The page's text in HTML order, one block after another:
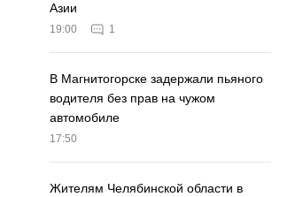
Азии
19:00 1
В Магнитогорске задержали пьяного
водителя без прав на чужом
автомобиле
17:50
Жителям Челябинской области в